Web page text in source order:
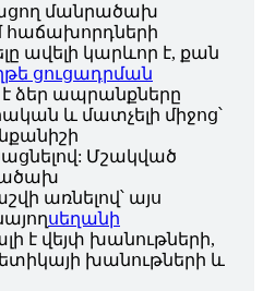
մանրածախ
հաճախորդների
ավելի կարևոր է, քան
ցուցադրման
ձեր ապրանքները
և մատչելի միջոց՝
Մշակված
առնելով՝ այս
սեղանի
է վեյփ խանութների,
խանութների և